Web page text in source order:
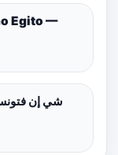
Egito —
شي إن